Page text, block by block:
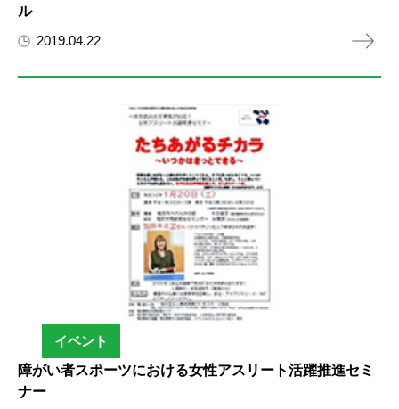
ル
2019.04.22
イベント
障がい者スポーツにおける女性アスリート活躍推進セミ
ナー